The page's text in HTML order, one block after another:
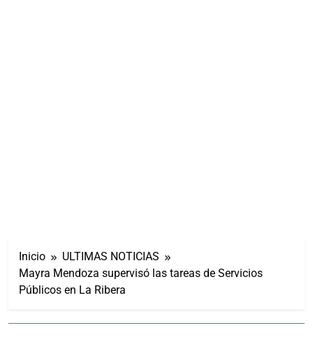
Inicio
ULTIMAS NOTICIAS
Mayra Mendoza supervisó las tareas de Servicios
Públicos en La Ribera